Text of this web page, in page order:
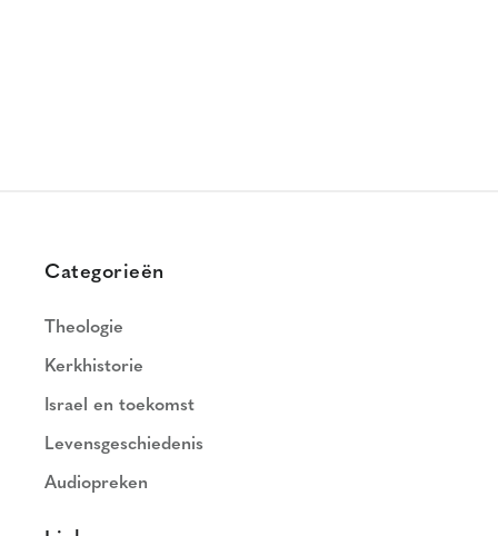
Categorieën
Theologie
Kerkhistorie
Israel en toekomst
Levensgeschiedenis
Audiopreken